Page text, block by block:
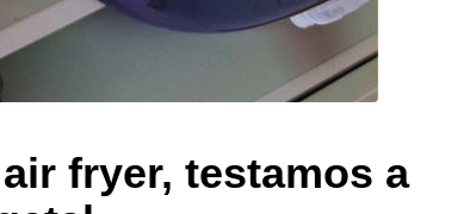
fryer, testamos a